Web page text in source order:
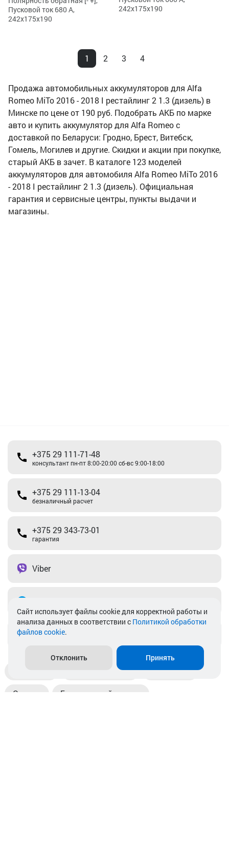
Пусковой ток 680 А,
242x175x190
242x175x190
1 2 3 4
Продажа автомобильных аккумуляторов для Alfa
Romeo MiTo 2016 - 2018 I рестайлинг 2 1.3 (дизель) в
Минске по цене от 190 руб. Подобрать АКБ по марке
авто и купить аккумулятор для Alfa Romeo с
доставкой по Беларуси: Гродно, Брест, Витебск,
Гомель, Могилев и другие. Скидки и акции при покупке,
старый АКБ в зачет. В каталоге 123 моделей
аккумуляторов для автомобиля Alfa Romeo MiTo 2016
- 2018 I рестайлинг 2 1.3 (дизель). Официальная
гарантия и сервисные центры, пункты выдачи и
магазины.
+375 29 111-71-48
консультант пн-пт 8:00-20:00 сб-вс 9:00-18:00
+375 29 111-13-04
безналичный расчет
+375 29 343-73-01
гарантия
Viber
info@akkamulik.by
Пункты выдачи Магазины
Оплата Безналичный расчет
Cайт использует файлы cookie для корректной работы и
анализа данных в соответствии с Политикой обработки
файлов cookie.
Отклонить Принять